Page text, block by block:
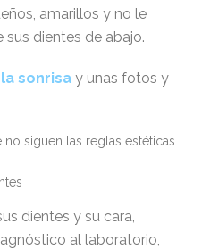
amarillos y no le
dientes de abajo.
sonrisa y unas fotos y
siguen las reglas estéticas
dientes y su cara,
al laboratorio,